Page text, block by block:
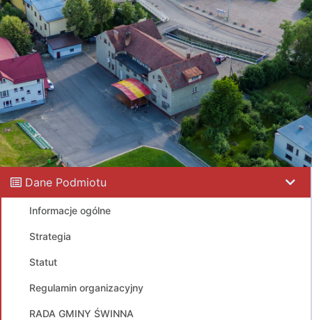
Dane Podmiotu
Informacje ogólne
Strategia
Statut
Regulamin organizacyjny
RADA GMINY ŚWINNA